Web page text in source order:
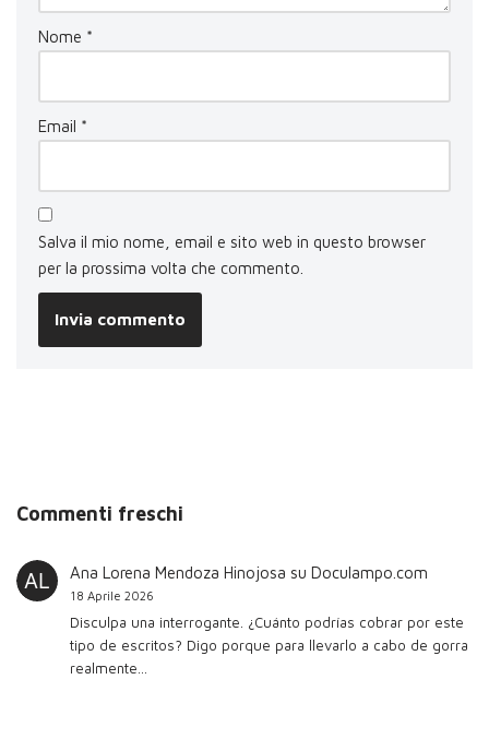
Nome *
Email *
Salva il mio nome, email e sito web in questo browser
per la prossima volta che commento.
Commenti freschi
Ana Lorena Mendoza Hinojosa su Doculampo.com
18 Aprile 2026
Disculpa una interrogante. ¿Cuánto podrías cobrar por este
tipo de escritos? Digo porque para llevarlo a cabo de gorra
realmente…